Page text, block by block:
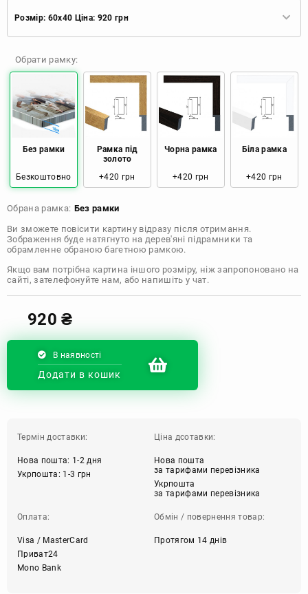
Розмір: 60x40 Ціна: 920 грн
Розмір: 90x60 Ціна: 1650 грн
Розмір: 120x80 Ціна: 2050 грн
Обрати рамку:
Без рамки
Безкоштовно
Рамка під
золото
+420 грн
Чорна рамка
+420 грн
Біла рамка
+420 грн
Обрана рамка: Без рамки
Ви зможете повісити картину відразу після отримання.
Зображення буде натягнуто на дерев'яні підрамники та
обрамленне обраною багетною рамкою.
Якщо вам потрібна картина іншого розміру, ніж запропоновано на
сайті, зателефонуйте нам, або напишіть у чат.
920₴
В наявності
Додати в кошик
Термін доставки:
Нова пошта: 1-2 дня
Укрпошта: 1-3 грн
Ціна дсотавки:
Нова пошта
за тарифами перевізника
Укрпошта
за тарифами перевізника
Оплата:
Visa / MasterCard
Приват24
Mono Bank
Обмін / повернення товар:
Протягом 14 днів